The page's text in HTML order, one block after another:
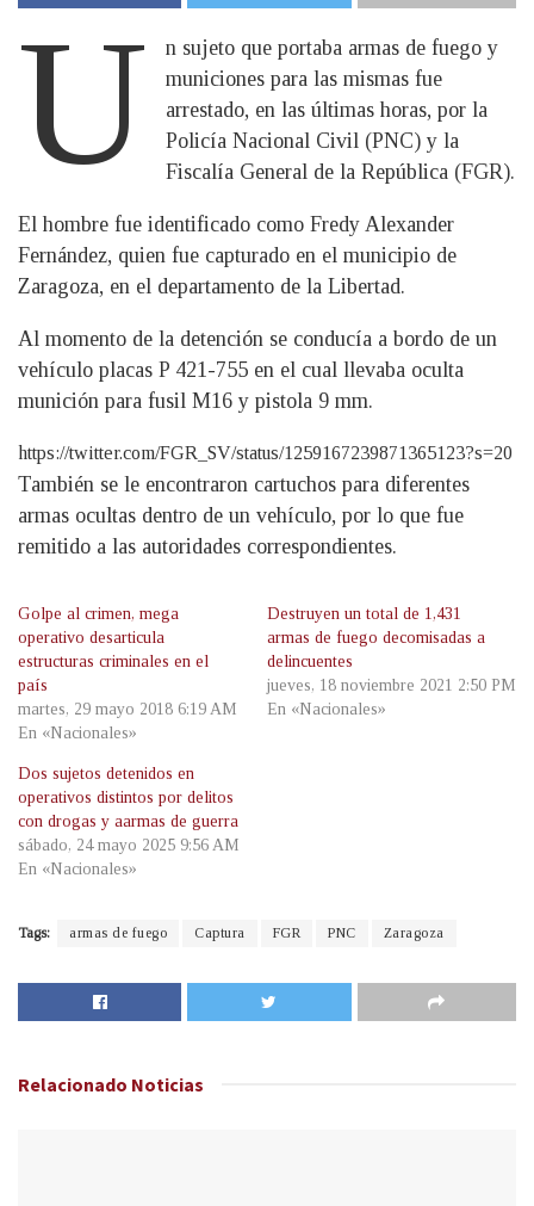
U
n sujeto que portaba armas de fuego y
municiones para las mismas fue
arrestado, en las últimas horas, por la
Policía Nacional Civil (PNC) y la
Fiscalía General de la República (FGR).
El hombre fue identificado como Fredy Alexander
Fernández, quien fue capturado en el municipio de
Zaragoza, en el departamento de la Libertad.
Al momento de la detención se conducía a bordo de un
vehículo placas P 421-755 en el cual llevaba oculta
munición para fusil M16 y pistola 9 mm.
https://twitter.com/FGR_SV/status/1259167239871365123?s=20
También se le encontraron cartuchos para diferentes
armas ocultas dentro de un vehículo, por lo que fue
remitido a las autoridades correspondientes.
Golpe al crimen, mega
operativo desarticula
estructuras criminales en el
país
martes, 29 mayo 2018 6:19 AM
En «Nacionales»
Destruyen un total de 1,431
armas de fuego decomisadas a
delincuentes
jueves, 18 noviembre 2021 2:50 PM
En «Nacionales»
Dos sujetos detenidos en
operativos distintos por delitos
con drogas y aarmas de guerra
sábado, 24 mayo 2025 9:56 AM
En «Nacionales»
Tags: armas de fuego Captura FGR PNC Zaragoza
Relacionado Noticias